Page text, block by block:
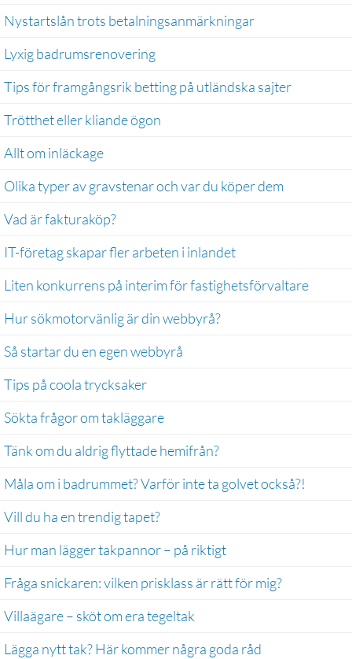
Nystartslån trots betalningsanmärkningar
Lyxig badrumsrenovering
Tips för framgångsrik betting på utländska sajter
Trötthet eller kliande ögon
Allt om inläckage
Olika typer av gravstenar och var du köper dem
Vad är fakturaköp?
IT-företag skapar fler arbeten i inlandet
Liten konkurrens på interim för fastighetsförvaltare
Hur sökmotorvänlig är din webbyrå?
Så startar du en egen webbyrå
Tips på coola trycksaker
Sökta frågor om takläggare
Tänk om du aldrig flyttade hemifrån?
Måla om i badrummet? Varför inte ta golvet också?!
Vill du ha en trendig tapet?
Hur man lägger takpannor – på riktigt
Fråga snickaren: vilken prisklass är rätt för mig?
Villaägare – sköt om era tegeltak
Lägga nytt tak? Här kommer några goda råd